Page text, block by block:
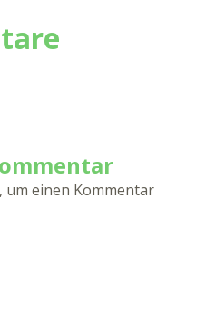
um einen Kommentar